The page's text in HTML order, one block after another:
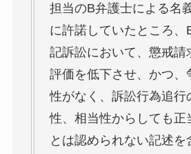
担当のB弁護士による名
に許諾していたところ、
記訴訟において、懲戒請
評価を低下させ、かつ、
性がなく、訴訟行為追行
性、相当性からしても正
とは認められない記述を